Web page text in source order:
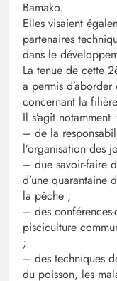
Bamako.
Elles visaient
partenaires
dans le
La tenue de cette
a permis
concernant la
Il s’agit notamment :
– de la
l’organisation des
– due savoir-faire
d’une quarantaine
la pêche ;
– des
pisciculture
;
– des techniques
du poisson, les